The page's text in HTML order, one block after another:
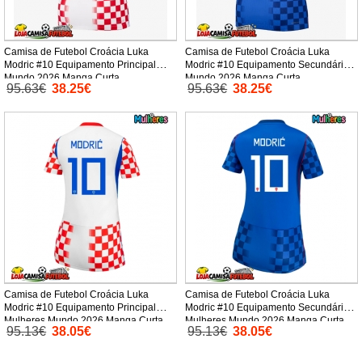
Camisa de Futebol Croácia Luka
Modric #10 Equipamento Principal
Mundo 2026 Manga Curta
95.63€ 38.25€
Camisa de Futebol Croácia Luka
Modric #10 Equipamento Secundário
Mundo 2026 Manga Curta
95.63€ 38.25€
Camisa de Futebol Croácia Luka
Modric #10 Equipamento Principal
Mulheres Mundo 2026 Manga Curta
95.13€ 38.05€
Camisa de Futebol Croácia Luka
Modric #10 Equipamento Secundário
Mulheres Mundo 2026 Manga Curta
95.13€ 38.05€